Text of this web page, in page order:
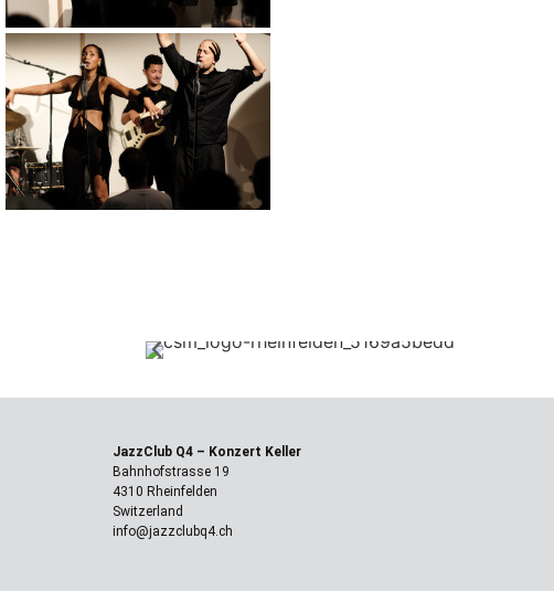
JazzClub Q4 – Konzert Keller
Bahnhofstrasse 19
4310 Rheinfelden
Switzerland
info@jazzclubq4.ch